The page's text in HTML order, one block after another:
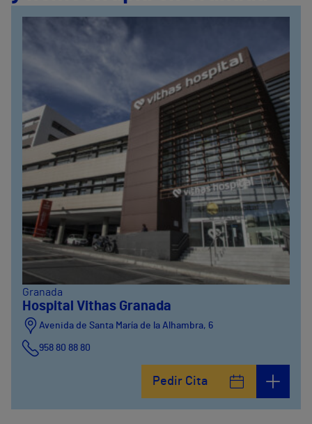
Granada
Hospital Vithas Granada
Avenida de Santa María de la Alhambra, 6
958 80 88 80
Pedir Cita